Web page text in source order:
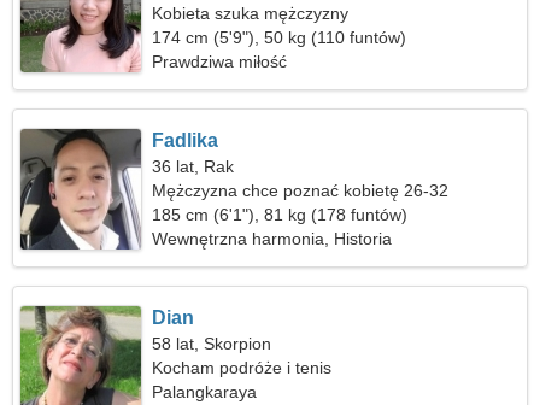
Kobieta szuka mężczyzny
174 cm (5'9"), 50 kg (110 funtów)
Prawdziwa miłość
Fadlika
36 lat, Rak
Mężczyzna chce poznać kobietę 26-32
185 cm (6'1"), 81 kg (178 funtów)
Wewnętrzna harmonia, Historia
Dian
58 lat, Skorpion
Kocham podróże i tenis
Palangkaraya